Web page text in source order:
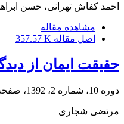
احمد کفاش تهرانی، حسن
مشاهده مقاله
اصل مقاله 357.57 K
حقیقت ایمان از
دوره 10، شماره 2، 1392، صفحه
مرتضی شجاری